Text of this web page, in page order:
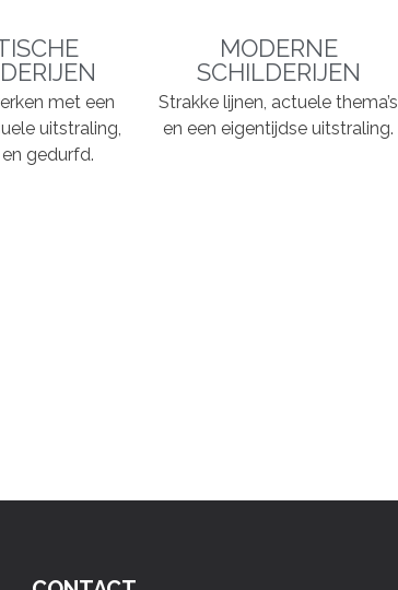
met een
uitstraling,
gedurfd.
MODERNE
SCHILDERIJEN
Strakke lijnen, actuele thema’s
en een eigentijdse uitstraling.